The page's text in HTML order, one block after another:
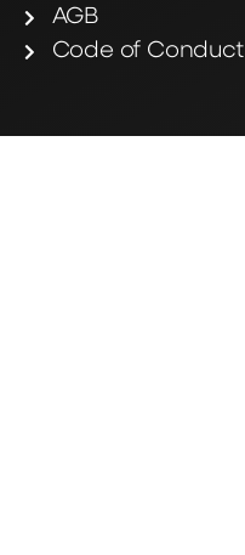
AGB
Code of Conduct